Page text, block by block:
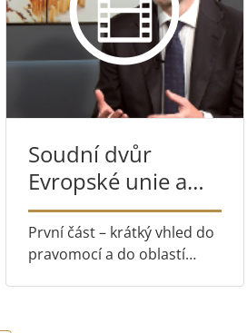
Soudní dvůr
Evropské unie a
Evropský soud pro
lidská práva: čím
se liší?
První část – krátký vhled do
pravomocí a do oblastí